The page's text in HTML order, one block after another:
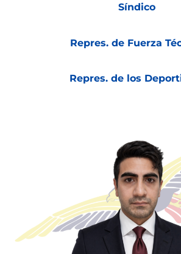
Síndico
Repres. de Fuerza
Repres. de los